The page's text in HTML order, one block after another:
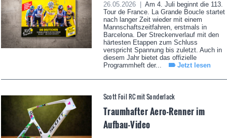
26.05.2026 |
Am 4. Juli beginnt die 113.
Tour de France. La Grande Boucle startet
nach langer Zeit wieder mit einem
Mannschaftszeitfahren, erstmals in
Barcelona. Der Streckenverlauf mit den
härtesten Etappen zum Schluss
verspricht Spannung bis zuletzt. Auch in
diesem Jahr bietet das offizielle
Programmheft der...
Jetzt lesen
Scott Foil RC mit Sonderlack
Traumhafter Aero-Renner im
Aufbau-Video